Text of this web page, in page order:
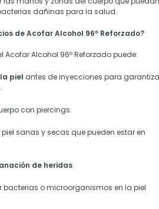
dañinas para la salud.
de Acofar Alcohol 96º Reforzado?
Alcohol 96º Reforzado puede:
piel antes de inyecciones para
con piercings.
sanas y secas que pueden estar en
de heridas.
bacterias o microorganismos en la piel